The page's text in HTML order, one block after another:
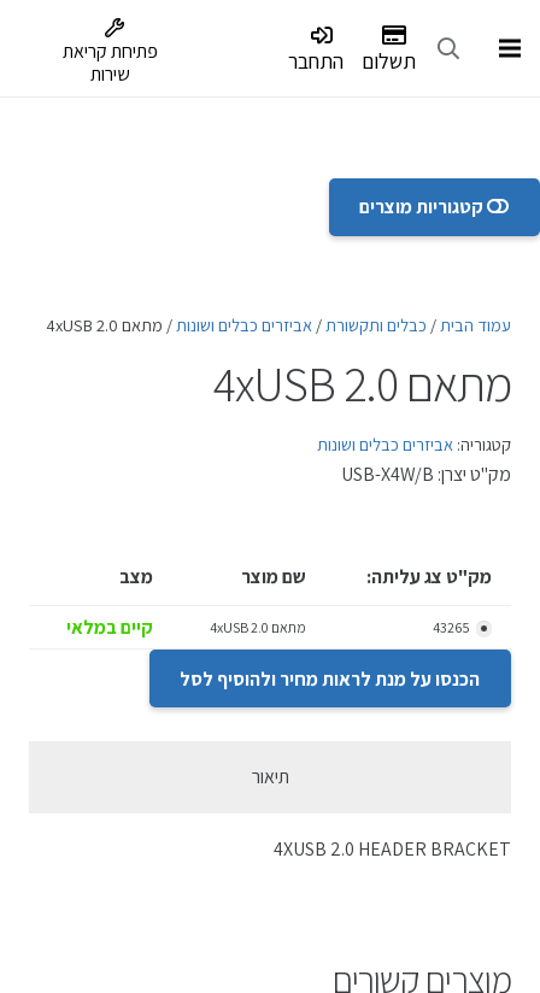
פתיחת קריאת
שירות
תשלום התחבר
קטגוריות מוצרים
עמוד הבית / כבלים ותקשורת / אביזרים כבלים ושונות / מתאם 4xUSB 2.0
מתאם 4xUSB 2.0
קטגוריה: אביזרים כבלים ושונות
מק"ט יצרן: USB-X4W/B
מק"ט צג עליתה: שם מוצר מצב
43265 מתאם 4xUSB 2.0 קיים במלאי
הכנסו על מנת לראות מחיר ולהוסיף לסל
תיאור
4XUSB 2.0 HEADER BRACKET
מוצרים קשורים